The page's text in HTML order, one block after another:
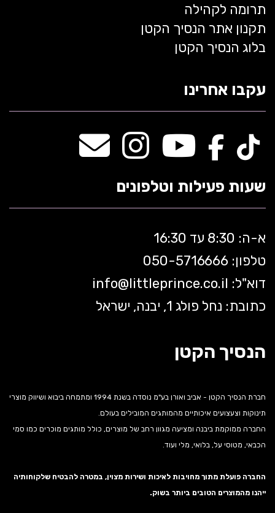
תרומה לקהילה
תקנון אתר הנסיך הקטן
בלוג הנסיך הקטן
עקבו אחרינו
שעות פעילות וטלפונים
א-ה: 8:30 עד 16:30
טלפון: 050-5 716666
דוא"ל:
info@littleprince.co.il
כתובת: נחל פולג 1, יבנה, ישראל
הנסיך הקטן
חברת הנסיך הקטן - אביב ואורן בע"מ נוסדה בשנת 1994 ומתמחה ביבוא ושיווק מוצרי
תינוקות וצעצועים איכותיים מהמותגים המובילים בעולם.
החברה ממוקמת ביבנה ומציעה מגוון רחב של מוצרים, כולל מותגים מוכרים כמו סמי
הכבאי, מטוסי על, בלואי, מלי ועוד.
החברה פועלת מתוך מחויבות לאיכות ושירות מצוין, במטרה להבטיח שלקוחותיה
ייהנו מהמוצרים הטובים ביותר בשוק.